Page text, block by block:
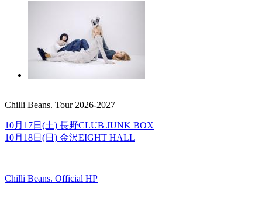
Chilli Beans. Tour 2026-2027
10月17日(土) 長野CLUB JUNK BOX
10月18日(日) 金沢EIGHT HALL
Chilli Beans. Official HP